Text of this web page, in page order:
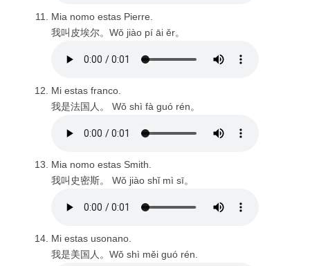
Mia nomo estas Pierre.
我叫皮埃尔。Wǒ jiào pí āi ěr。
Mi estas franco.
我是法国人。 Wǒ shì fà guó rén。
Mia nomo estas Smith.
我叫史密斯。 Wǒ jiào shǐ mì sī。
Mi estas usonano.
我是美国人。Wǒ shì měi guó rén.